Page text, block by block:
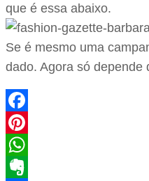
que é essa abaixo.
Se é mesmo uma
dado. Agora só depende
Facebook
Pinterest
WhatsApp